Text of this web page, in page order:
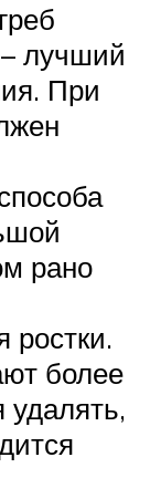
– лучший
При
рано
ростки.
более
удалять,